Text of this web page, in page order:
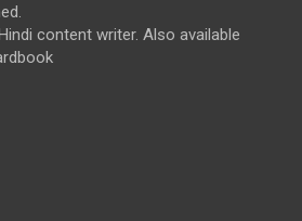
content writer. Also available